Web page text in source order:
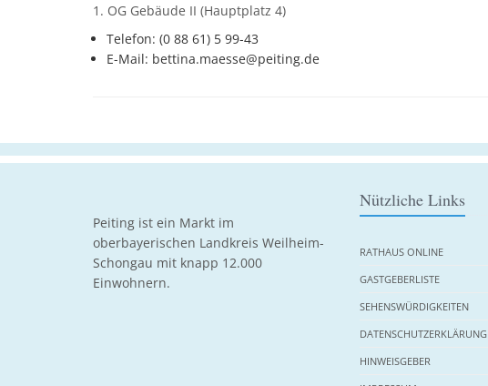
1. OG Gebäude II (Hauptplatz 4)
Telefon: (0 88 61) 5 99-43
E-Mail: bettina.maesse@peiting.de
Peiting ist ein Markt im
oberbayerischen Landkreis Weilheim-
Schongau mit knapp 12.000
Einwohnern.
Nützliche Links
RATHAUS ONLINE
GASTGEBERLISTE
SEHENSWÜRDIGKEITEN
DATENSCHUTZERKLÄRUNG
HINWEISGEBER